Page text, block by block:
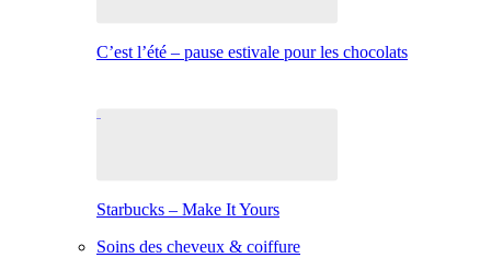
C’est l’été – pause estivale pour les chocolats
Starbucks – Make It Yours
Soins des cheveux & coiffure